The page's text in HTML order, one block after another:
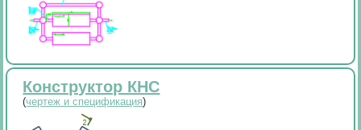
Конструктор КНС
(чертеж и спецификация)